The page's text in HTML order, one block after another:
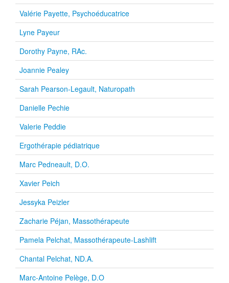
Valérie Payette, Psychoéducatrice
Lyne Payeur
Dorothy Payne, RAc.
Joannie Pealey
Sarah Pearson-Legault, Naturopath
Danielle Pechie
Valerie Peddie
Ergothérapie pédiatrique
Marc Pedneault, D.O.
Xavier Peich
Jessyka Peizler
Zacharie Péjan, Massothérapeute
Pamela Pelchat, Massothérapeute-Lashlift
Chantal Pelchat, ND.A.
Marc-Antoine Pelège, D.O